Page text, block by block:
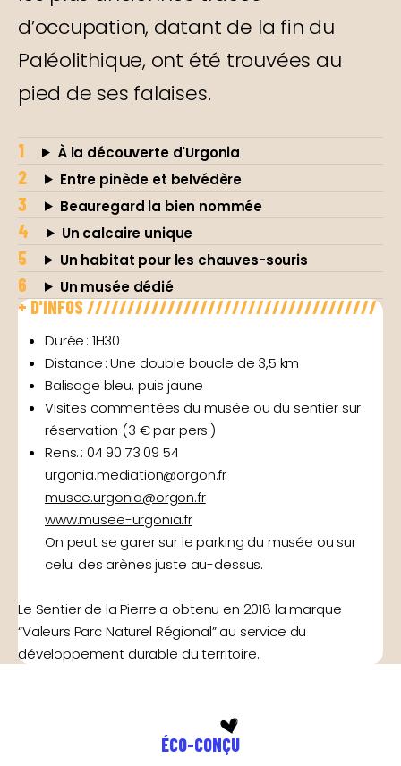
d’occupation, datant de la fin du
Paléolithique, ont été trouvées au
pied de ses falaises.
À la découverte d'Urgonia
Entre pinède et belvédère
Beauregard la bien nommée
Un calcaire unique
Un habitat pour les chauves-souris
Un musée dédié
+ D'INFOS ////////////////////////////////////
Durée : 1H30
Distance : Une double boucle de 3,5 km
Balisage bleu, puis jaune
Visites commentées du musée ou du sentier sur
réservation (3 € par pers.)
Rens. : 04 90 73 09 54
urgonia.mediation@orgon.fr
musee.urgonia@orgon.fr
www.musee-urgonia.fr
On peut se garer sur le parking du musée ou sur
celui des arènes juste au-dessus.
Le Sentier de la Pierre a obtenu en 2018 la marque
“Valeurs Parc Naturel Régional” au service du
développement durable du territoire.
ÉCO-CONÇU